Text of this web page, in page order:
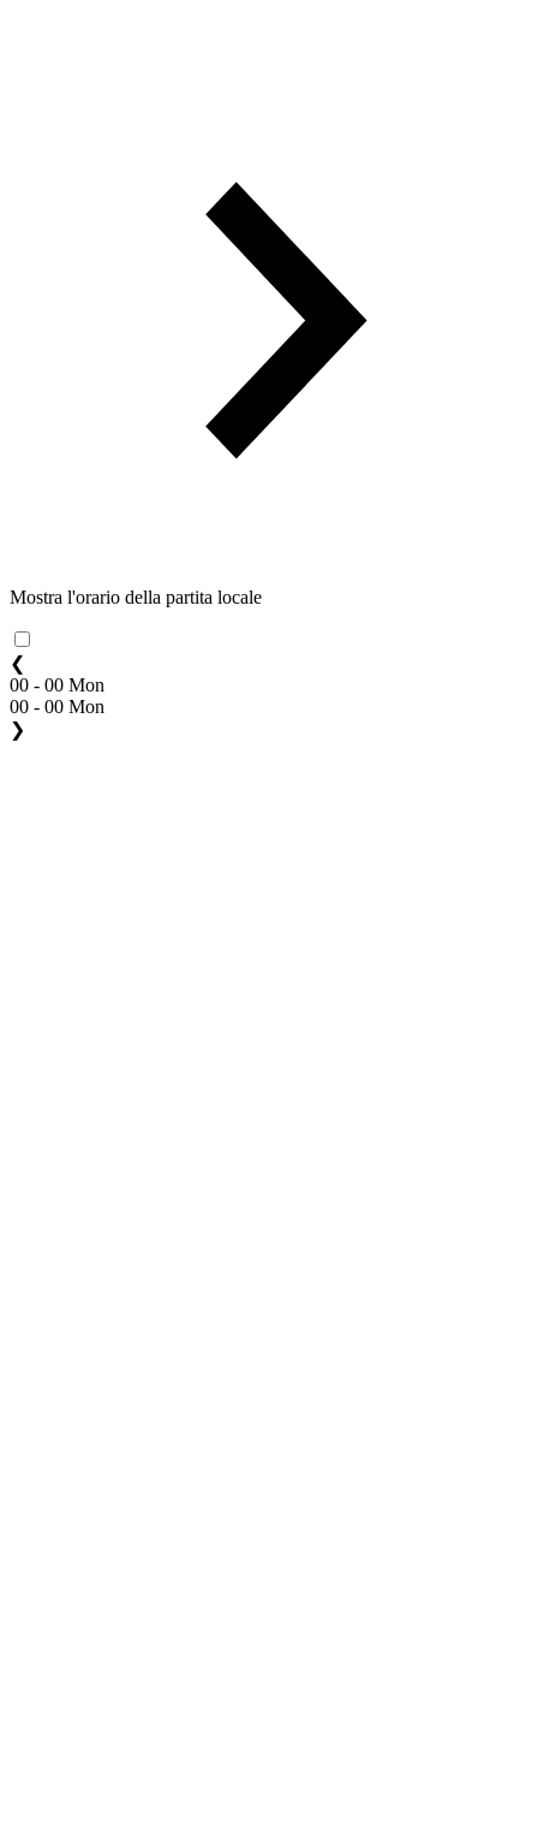
Mostra l'orario della partita locale
❮
00 - 00 Mon
00 - 00 Mon
❯